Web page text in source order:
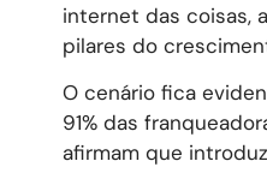
internet das coisas,
pilares do
O cenário fica
91% das
afirmam que